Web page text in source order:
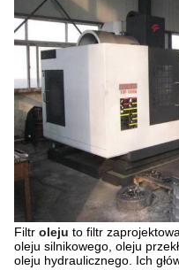
Filtr oleju to filtr
oleju silnikowego oleju
oleju hydraulicznego . Ich